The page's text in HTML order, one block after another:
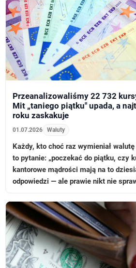
Przeanalizowaliśmy 22 732
Mit „taniego piątku" upada, a
roku zaskakuje
01.07.2026 Waluty
Każdy, kto choć raz wymieniał
to pytanie: „poczekać do piątku, czy
kantorowe mądrości mają na to
odpowiedzi — ale prawie nikt nie